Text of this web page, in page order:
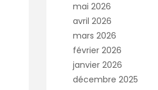
mai 2026
avril 2026
mars 2026
février 2026
janvier 2026
décembre 2025